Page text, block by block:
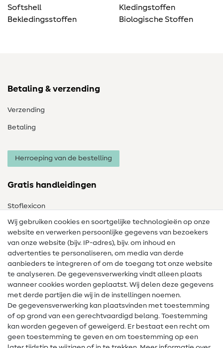
Softshell
Bekledingsstoffen
Kledingstoffen
Biologische Stoffen
Betaling & verzending
Verzending
Betaling
Herroeping van de bestelling
Gratis handleidingen
Stoflexicon
Naailexicon
Gratis Naaipatronen
Hulp & contact
Contact
Wijziging van eigenaar
FAQ
Herroepingsrecht
Wij gebruiken cookies en soortgelijke technologieën op onze
website en verwerken persoonlijke gegevens van bezoekers
van onze website (bijv. IP-adres), bijv. om inhoud en
advertenties te personaliseren, om media van derde
aanbieders te integreren of om de toegang tot onze website
te analyseren. De gegevensverwerking vindt alleen plaats
wanneer cookies worden geplaatst. Wij delen deze gegevens
met derde partijen die wij in de instellingen noemen.
De gegevensverwerking kan plaatsvinden met toestemming
of op grond van een gerechtvaardigd belang. Toestemming
kan worden gegeven of geweigerd. Er bestaat een recht om
geen toestemming te geven en om toestemming op een